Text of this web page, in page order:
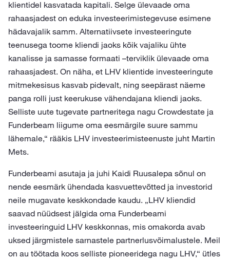
klientidel kasvatada kapitali. Selge ülevaade oma
rahaasjadest on eduka investeerimistegevuse esimene
hädavajalik samm. Alternatiivsete investeeringute
teenusega toome kliendi jaoks kõik vajaliku ühte
kanalisse ja samasse formaati –terviklik ülevaade oma
rahaasjadest. On näha, et LHV klientide investeeringute
mitmekesisus kasvab pidevalt, ning seepärast näeme
panga rolli just keerukuse vähendajana kliendi jaoks.
Selliste uute tugevate partneritega nagu Crowdestate ja
Funderbeam liigume oma eesmärgile suure sammu
lähemale,“ rääkis LHV investeerimisteenuste juht Martin
Mets.
Funderbeami asutaja ja juhi Kaidi Ruusalepa sõnul on
nende eesmärk ühendada kasvuettevõtted ja investorid
neile mugavate keskkondade kaudu. „LHV kliendid
saavad nüüdsest jälgida oma Funderbeami
investeeringuid LHV keskkonnas, mis omakorda avab
uksed järgmistele sarnastele partnerlusvõimalustele. Meil
on au töötada koos selliste pioneeridega nagu LHV,“ ütles